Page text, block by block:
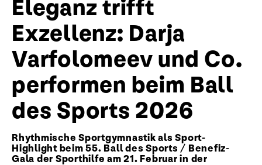
Eleganz trifft
Exzellenz: Darja
Varfolomeev und Co.
performen beim Ball
des Sports 2026
Rhythmische Sportgymnastik als Sport-
Highlight beim 55. Ball des Sports / Benefiz-
Gala der Sporthilfe am 21. Februar in der